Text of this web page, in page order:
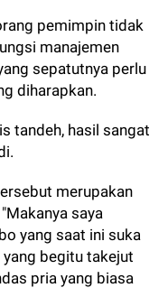
pemimpin tidak
manajemen
sepatutnya perlu
diharapkan.
tandeh, hasil sangat
merupakan
saya
yang saat ini suka
begitu takejut
pria yang biasa